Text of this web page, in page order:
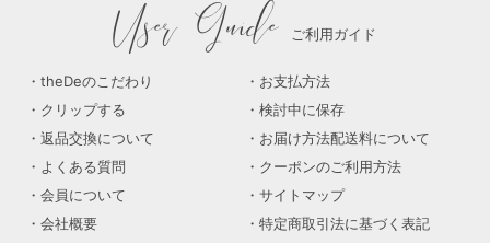
User Guide ご利用ガイド
theDeのこだわり
お支払方法
クリップする
検討中に保存
返品交換について
お届け方法配送料について
よくある質問
クーポンのご利用方法
会員について
サイトマップ
会社概要
特定商取引法に基づく表記